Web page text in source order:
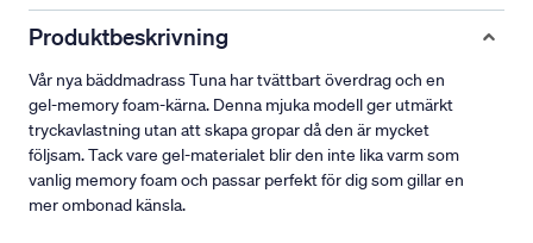
Produktbeskrivning
Vår nya bäddmadrass Tuna har tvättbart överdrag och en
gel-memory foam-kärna. Denna mjuka modell ger utmärkt
tryckavlastning utan att skapa gropar då den är mycket
följsam. Tack vare gel-materialet blir den inte lika varm som
vanlig memory foam och passar perfekt för dig som gillar en
mer ombonad känsla.